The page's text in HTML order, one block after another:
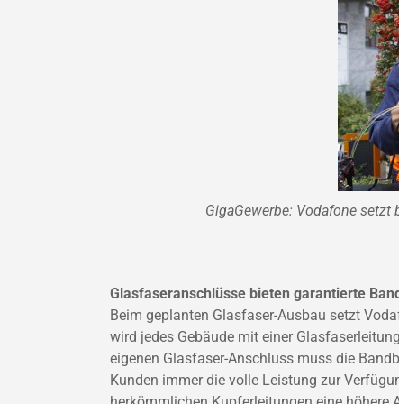
GigaGewerbe: Vodafone
Glasfaseranschlüsse bieten garantierte
Beim geplanten Glasfaser-Ausbau setzt
wird jedes Gebäude mit einer
eigenen Glasfaser-Anschluss muss die
Kunden immer die volle Leistung zur